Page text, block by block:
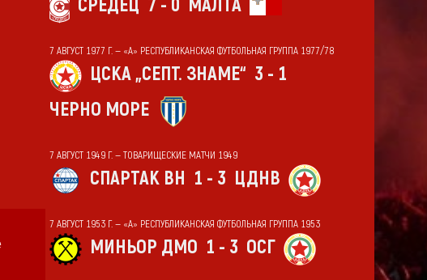
СРЕДЕЦ 7 - 0 МАЛТА
7 АВГУСТ 1977 Г. — «А» РЕСПУБЛИКАНСКАЯ ФУТБОЛЬНАЯ ГРУППА 1977/78
ЦСКА „СЕПТ. ЗНАМЕ“ 3 - 1
ЧЕРНО МОРЕ
7 АВГУСТ 1949 Г. — ТОВАРИЩЕСКИЕ МАТЧИ 1949
СПАРТАК ВН 1 - 3 ЦДНВ
7 АВГУСТ 1953 Г. — «А» РЕСПУБЛИКАНСКАЯ ФУТБОЛЬНАЯ ГРУППА 1953
МИНЬОР ДМО 1 - 3 ОСГ